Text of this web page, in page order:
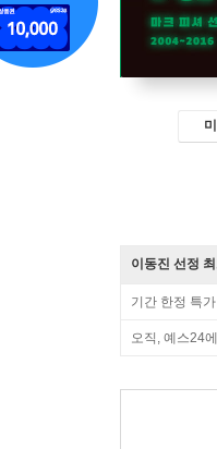
이동진 선정
기간 한정 특
오직, 예스24